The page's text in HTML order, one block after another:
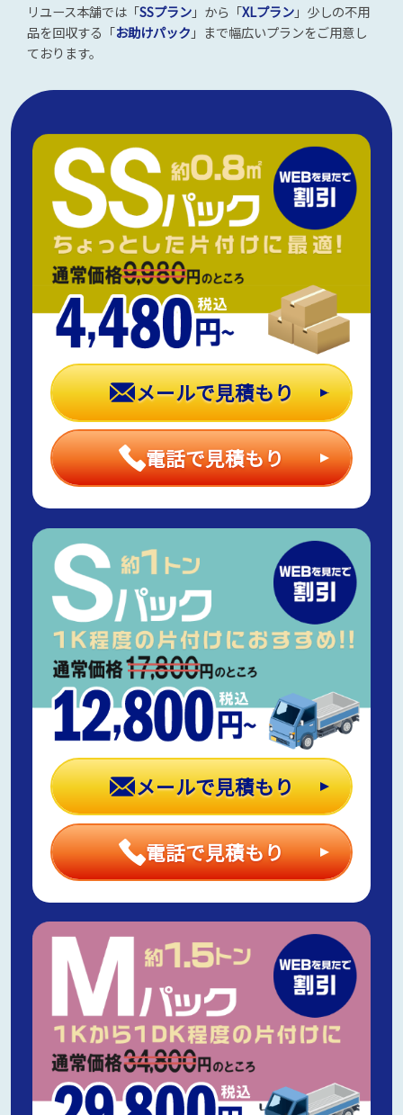
リユース本舗では「SSプラン」から「XLプラン」少しの不用
品を回収する「お助けパック 」まで幅広いプランをご用意し
ております。
メールで見積もり
電話で見積もり
メールで見積もり
電話で見積もり